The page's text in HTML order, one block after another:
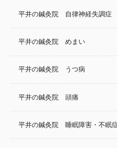
平井の鍼灸院 自律神経失調症
平井の鍼灸院 めまい
平井の鍼灸院 うつ病
平井の鍼灸院 頭痛
平井の鍼灸院 睡眠障害・不眠